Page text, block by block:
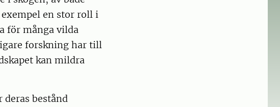
en stor roll i
för många vilda
forskning har till
kan mildra
bestånd